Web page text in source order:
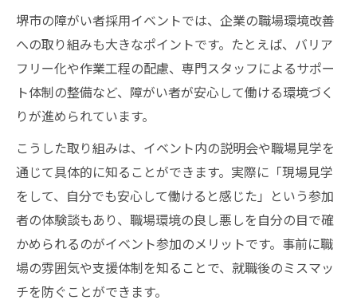
堺市の障がい者採用イベントでは、企業の職場環境改善
への取り組みも大きなポイントです。たとえば、バリア
フリー化や作業工程の配慮、専門スタッフによるサポー
ト体制の整備など、障がい者が安心して働ける環境づく
りが進められています。
こうした取り組みは、イベント内の説明会や職場見学を
通じて具体的に知ることができます。実際に「現場見学
をして、自分でも安心して働けると感じた」という参加
者の体験談もあり、職場環境の良し悪しを自分の目で確
かめられるのがイベント参加のメリットです。事前に職
場の雰囲気や支援体制を知ることで、就職後のミスマッ
チを防ぐことができます。